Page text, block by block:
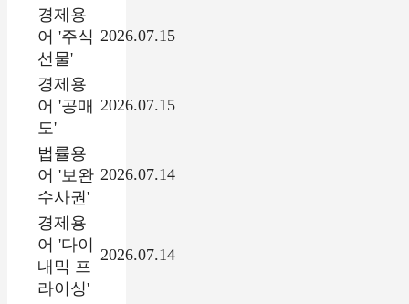
경제용
어 '주식
선물'
2026.07.15
경제용
어 '공매
도'
2026.07.15
법률용
어 '보완
수사권'
2026.07.14
경제용
어 '다이
내믹 프
라이싱'
2026.07.14